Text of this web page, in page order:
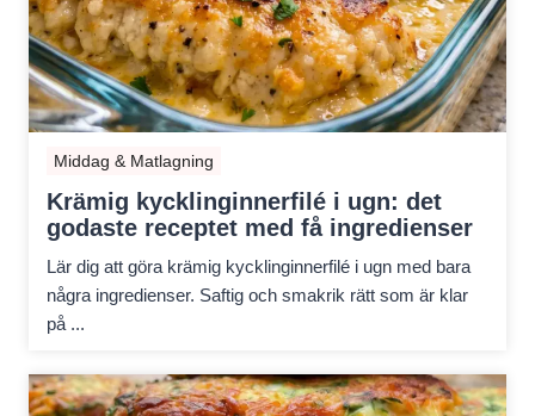
Middag & Matlagning
Krämig kycklinginnerfilé i ugn: det
godaste receptet med få ingredienser
Lär dig att göra krämig kycklinginnerfilé i ugn med bara
några ingredienser. Saftig och smakrik rätt som är klar
på ...